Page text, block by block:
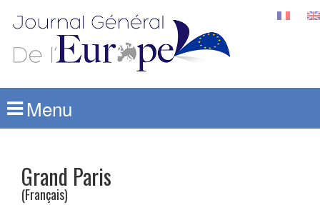
Menu
Grand Paris
(Français)